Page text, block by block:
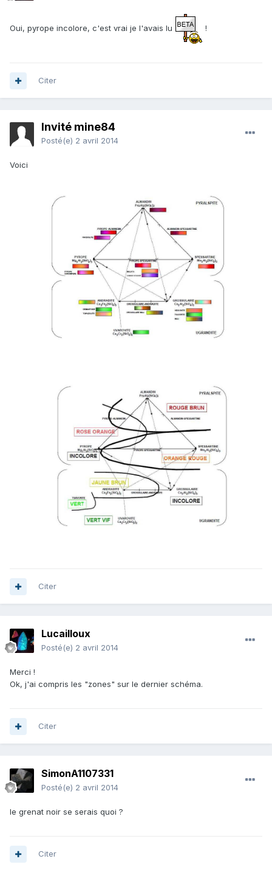
Oui, pyrope incolore, c'est vrai je l'avais lu !
Citer
Invité mine84
Posté(e) 2 avril 2014
Voici
Citer
Lucailloux
Posté(e) 2 avril 2014
Merci !
Ok, j'ai compris les "zones" sur le dernier schéma.
Citer
SimonA1107331
Posté(e) 2 avril 2014
le grenat noir se serais quoi ?
Citer